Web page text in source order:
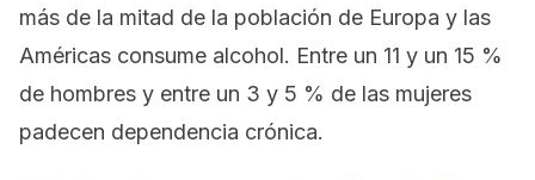
más de la mitad de la población de Europa y las
Américas consume alcohol. Entre un 11 y un 15 %
de hombres y entre un 3 y 5 % de las mujeres
padecen dependencia crónica.